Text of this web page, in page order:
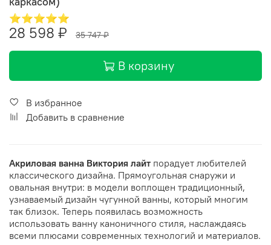
⭐⭐⭐⭐⭐
28 598 ₽ 35 747 ₽
В корзину
В избранное
Добавить в сравнение
Акриловая ванна Виктория лайт порадует любителей
классического дизайна. Прямоугольная снаружи и
овальная внутри: в модели воплощен традиционный,
узнаваемый дизайн чугунной ванны, который многим
так близок. Теперь появилась возможность
использовать ванну каноничного стиля, наслаждаясь
всеми плюсами современных технологий и материалов.